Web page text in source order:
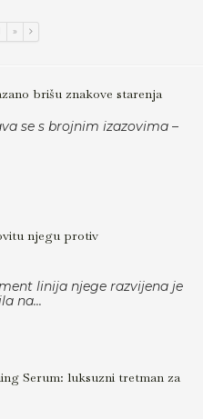
»
brišu znakove starenja
se s brojnim izazovima –
njegu protiv
linija njege razvijena je
na...
Serum: luksuzni tretman za